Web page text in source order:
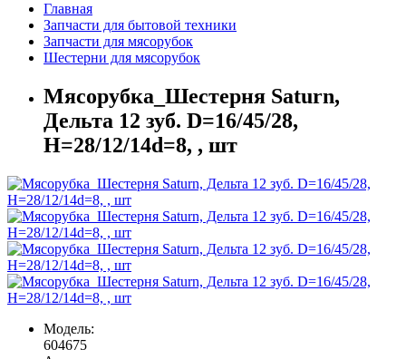
Главная
Запчасти для бытовой техники
Запчасти для мясорубок
Шестерни для мясорубок
Мясорубка_Шестерня Saturn,
Дельта 12 зуб. D=16/45/28,
H=28/12/14d=8, , шт
Модель:
604675